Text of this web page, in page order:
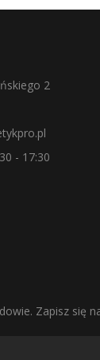
2
- 17:30
Zapisz się